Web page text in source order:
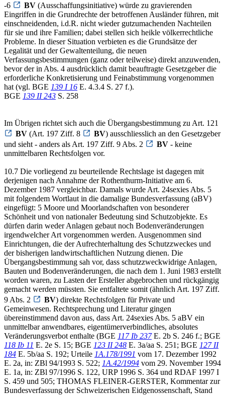
-6
BV (Ausschaffungsinitiative) würde zu gravierenden
Eingriffen in die Grundrechte der betroffenen Ausländer führen, mit
einschneidenden, i.d.R. nicht wieder gutzumachenden Nachteilen
für sie und ihre Familien; dabei stellen sich heikle völkerrechtliche
Probleme. In dieser Situation verbieten es die Grundsätze der
Legalität und der Gewaltenteilung, die neuen
Verfassungsbestimmungen (ganz oder teilweise) direkt anzuwenden,
bevor der in Abs. 4 ausdrücklich damit beauftragte Gesetzgeber die
erforderliche Konkretisierung und Feinabstimmung vorgenommen
hat (vgl. BGE 139 I 16 E. 4.3.4 S. 27 f.).
BGE 139 II 243 S. 258
Im Übrigen richtet sich auch die Übergangsbestimmung zu Art. 121
BV (Art. 197 Ziff. 8 BV) ausschliesslich an den Gesetzgeber
und sieht - anders als Art. 197 Ziff. 9 Abs. 2
BV - keine
unmittelbaren Rechtsfolgen vor.
10.7 Die vorliegend zu beurteilende Rechtslage ist dagegen mit
derjenigen nach Annahme der Rothenthurm-Initiative am 6.
Dezember 1987 vergleichbar. Damals wurde Art. 24sexies Abs. 5
mit folgendem Wortlaut in die damalige Bundesverfassung (aBV)
eingefügt: 5 Moore und Moorlandschaften von besonderer
Schönheit und von nationaler Bedeutung sind Schutzobjekte. Es
dürfen darin weder Anlagen gebaut noch Bodenveränderungen
irgendwelcher Art vorgenommen werden. Ausgenommen sind
Einrichtungen, die der Aufrechterhaltung des Schutzzweckes und
der bisherigen landwirtschaftlichen Nutzung dienen. Die
Übergangsbestimmung sah vor, dass schutzzweckwidrige Anlagen,
Bauten und Bodenveränderungen, die nach dem 1. Juni 1983 erstellt
worden waren, zu Lasten der Ersteller abgebrochen und rückgängig
gemacht werden müssten. Sie entfaltete somit (ähnlich Art. 197 Ziff.
9 Abs. 2
BV) direkte Rechtsfolgen für Private und
Gemeinwesen. Rechtsprechung und Literatur gingen
übereinstimmend davon aus, dass Art. 24sexies Abs. 5 aBV ein
unmittelbar anwendbares, eigentümerverbindliches, absolutes
Veränderungsverbot enthalte (BGE 117 Ib 237E. 2b S. 246 f.; BGE
118 Ib 11 E. 2e S. 15; BGE 123 II 248 E. 3a/aa S. 251; BGE 127 II
184 E. 5b/aa S. 192; Urteile 1A.178/1991 vom 17. Dezember 1992
E. 2a, in: ZBl 94/1993 S. 522; 1A.42/1994 vom 29. November 1994
E. 1a, in: ZBl 97/1996 S. 122, URP 1996 S. 364 und RDAF 1997 I
S. 459 und 505; THOMAS FLEINER-GERSTER, Kommentar zur
Bundesverfassung der Schweizerischen Eidgenossenschaft, Stand